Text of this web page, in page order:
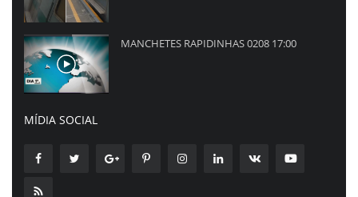
MANCHETES RAPIDINHAS 0208 17:00
MÍDIA SOCIAL